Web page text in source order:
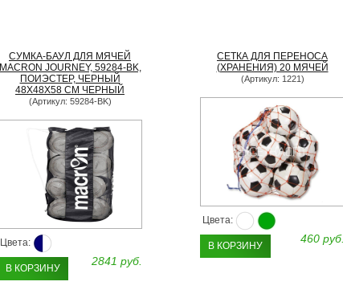
СУМКА-БАУЛ ДЛЯ МЯЧЕЙ
MACRON JOURNEY, 59284-BK,
ПОИЭСТЕР, ЧЕРНЫЙ
48Х48Х58 СМ ЧЕРНЫЙ
(Артикул: 59284-BK)
Цвета:
В КОРЗИНУ
2841 руб.
СЕТКА ДЛЯ ПЕРЕНОСА
(ХРАНЕНИЯ) 20 МЯЧЕЙ
(Артикул: 1221)
Цвета:
В КОРЗИНУ
460 руб.